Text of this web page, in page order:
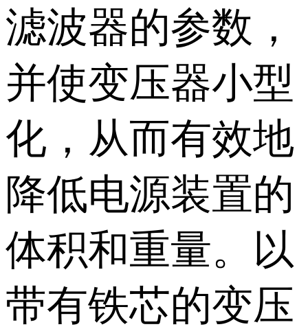
滤波器的参数，
并使变压器小型
化，从而有效地
降低电源装置的
体积和重量。以
带有铁芯的变压